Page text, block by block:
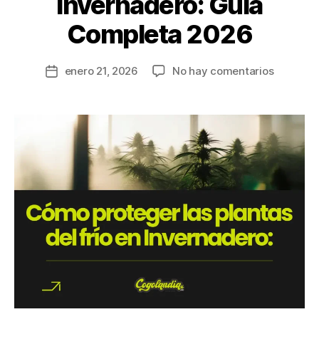
Completa 2026
enero 21, 2026 No hay comentarios